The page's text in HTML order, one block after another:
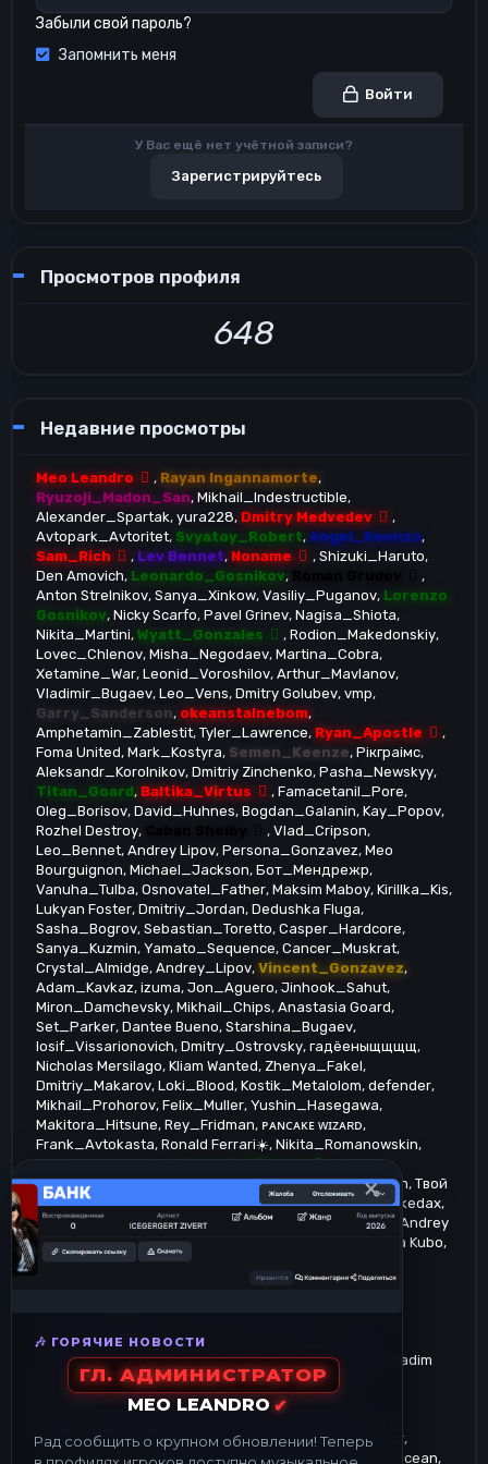
Забыли свой пароль?
Запомнить меня
Войти
У Вас ещё нет учётной записи?
Зарегистрируйтесь
Просмотров профиля
648
Недавние просмотры
Meo Leandro
Rayan Ingannamorte
Ryuzoji_Madon_San Mikhail_Indestructible
Alexander_Spartak yura228 Dmitry Medvedev
Avtopark_Avtoritet Svyatoy_Robert Angel_Keenzo
Sam_Rich
Lev Bennet Noname
Shizuki_Haruto
Den Amovich Leonardo_Gosnikov
Anton Strelnikov Sanya_Xinkow Vasiliy_Puganov Lorenzo
Gosnikov Nicky Scarfo Pavel Grinev Nagisa_Shiota
Nikita_Martini Wyatt_Gonzales
Rodion_Makedonskiy
Lovec_Chlenov Misha_Negodaev Martina_Cobra
Xetamine_War Leonid_Voroshilov Arthur_Mavlanov
Vladimir_Bugaev Leo_Vens Dmitry Golubev vmp
Garry_Sanderson okeanstalnebom
Amphetamin_Zablestit Tyler_Lawrence Ryan_Apostle
Foma United Mark_Kostyra Semen_Keenze Рiкграiмс
Aleksandr_Korolnikov Dmitriy Zinchenko Pasha_Newskyy
Titan_Goard Baltika_Virtus
Famacetanil_Pore
Oleg_Borisov David_Huhnes Bogdan_Galanin Kay_Popov
Rozhel Destroy
Vlad_Cripson
Leo_Bеnnet Andrey Lipov Persona_Gonzavez Meo
Bourguignon Michael_Jackson Бот_Мендрежр
Vanuha_Tulba Osnovatel_Father Maksim Maboy Kirillka_Kis
Lukyan Foster Dmitriy_Jordan Dedushka Fluga
Sasha_Bogrov Sebastian_Toretto Casper_Hardcore
Sanya_Kuzmin Yamato_Sequence Cancer_Muskrat
Crystal_Almidge Andrey_Lipov Vincent_Gonzavez
Adam_Kavkaz izuma Jon_Aguero Jinhook_Sahut
Miron_Damchevsky Mikhail_Chips Anastasia Goard
Set_Parker Dantee Bueno Starshina_Bugaev
Iosif_Vissarionovich Dmitry_Ostrovsky гадёеныщщщщ
Nicholas Mersilago Kliam Wanted Zhenya_Fakel
Dmitriy_Makarov Loki_Blood Kostik_Metalolom defender
Mikhail_Prohorov Felix_Muller Yushin_Hasegawa
Makitora_Hitsune Rey_Fridman ᴘᴀɴᴄᴀᴋᴇ ᴡɪᴢᴀʀᴅ
Frank_Avtokasta Ronald Ferrari☀️ Nikita_Romanowskin
Kan_Andreasovich Leonard_Hitsune
Ludwig
Kaltenbrunner Ann_Herrera Marlon_Makedon Roman Твой
Господин Maga Kavkaz Hao Stockholm malachik_v_kedax
Имя пользователя Alexey Subottin Phantom Goldie Andrey
Volkov Xenokez_Wonderful
Haruma Kubo
Jeff_Deep geroinov Friedrich_Kross
Lil Coffiano Yaki_Polze
Vladislav_Pritulenko neznau
Exclusive_Strax Killa_Gertsick Joel Bloomfield
Vadim
Kalimov rubcov Artem_Limonov Kwenyt_Hitsu
Agafangel_Zuev Danik_Polze Dexy_Stewart
xRoy_Calman
Alexander Fisenko Genos_Leklov Monopolit Agressor
просто челик xSnow Absolute Cryshia Wase Revo_Ocean
×
🎶 ГОРЯЧИЕ НОВОСТИ
ГЛ. АДМИНИСТРАТОР
MEO LEANDRO ✔
Рад сообщить о крупном обновлении! Теперь